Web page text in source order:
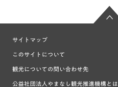
サイトマップ
このサイトについて
観光についての問い合わせ先
公益社団法人やまなし観光推進機構とは